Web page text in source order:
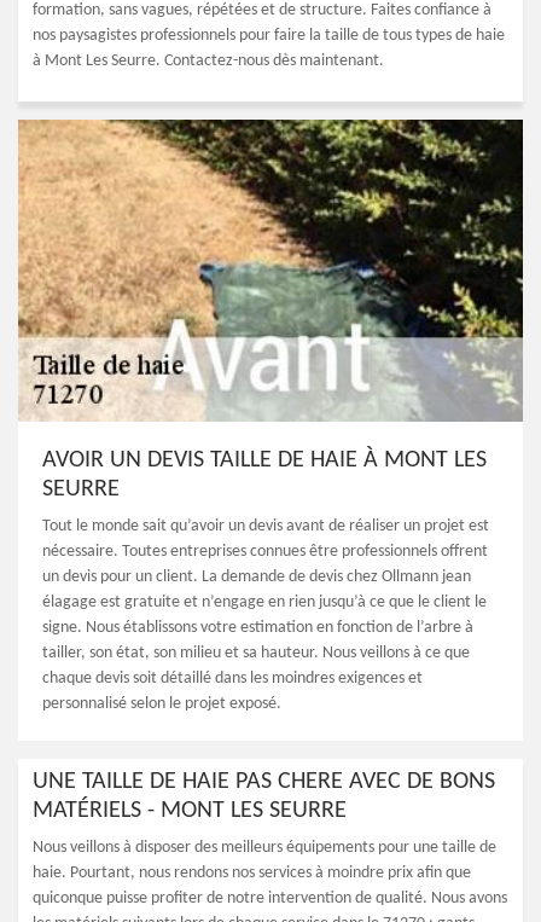
formation, sans vagues, répétées et de structure. Faites confiance à
nos paysagistes professionnels pour faire la taille de tous types de haie
à Mont Les Seurre. Contactez-nous dès maintenant.
AVOIR UN DEVIS TAILLE DE HAIE À MONT LES
SEURRE
Tout le monde sait qu’avoir un devis avant de réaliser un projet est
nécessaire. Toutes entreprises connues être professionnels offrent
un devis pour un client. La demande de devis chez Ollmann jean
élagage est gratuite et n’engage en rien jusqu’à ce que le client le
signe. Nous établissons votre estimation en fonction de l’arbre à
tailler, son état, son milieu et sa hauteur. Nous veillons à ce que
chaque devis soit détaillé dans les moindres exigences et
personnalisé selon le projet exposé.
UNE TAILLE DE HAIE PAS CHERE AVEC DE BONS
MATÉRIELS - MONT LES SEURRE
Nous veillons à disposer des meilleurs équipements pour une taille de
haie. Pourtant, nous rendons nos services à moindre prix afin que
quiconque puisse profiter de notre intervention de qualité. Nous avons